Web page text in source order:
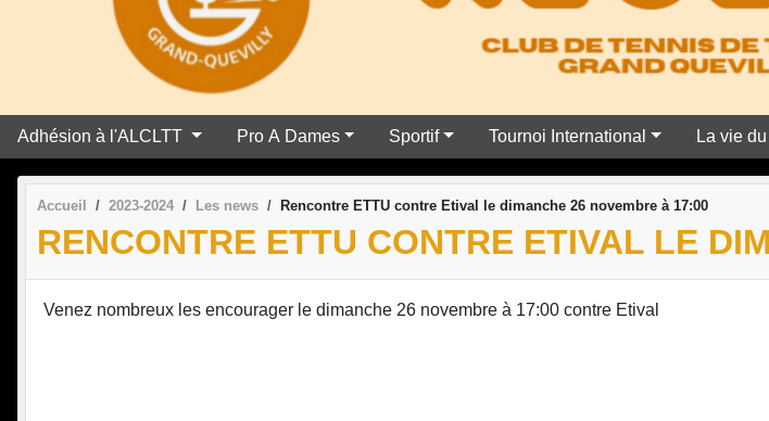
Adhésion à l'ALCLTT Pro A Dames Sportif Tournoi International La vie
Accueil 2023-2024 Les news Rencontre ETTU contre Etival le dimanche 26 novembre à 17:00
RENCONTRE ETTU CONTRE ETIVAL LE
Venez nombreux les encourager le dimanche 26 novembre à 17:00 contre Etival